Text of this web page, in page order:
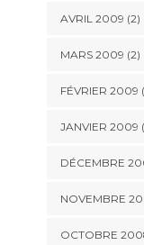
AVRIL 2009 (2)
MARS 2009 (2)
FÉVRIER 2009
JANVIER 2009
DÉCEMBRE
NOVEMBRE
OCTOBRE